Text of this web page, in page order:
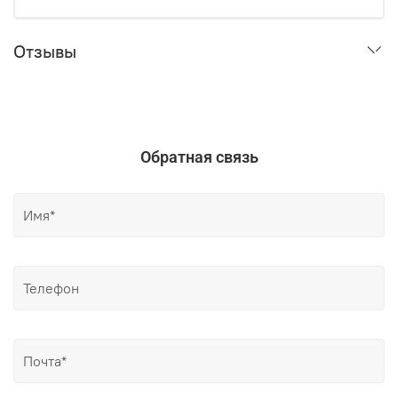
Отзывы
Обратная связь